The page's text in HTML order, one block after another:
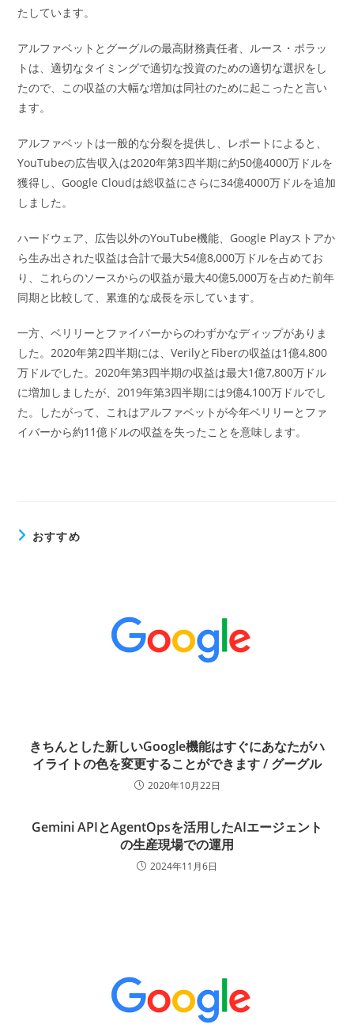
たしています。
アルファベットとグーグルの最高財務責任者、ルース・ポラッ
トは、適切なタイミングで適切な投資のための適切な選択をし
たので、この収益の大幅な増加は同社のために起こったと言い
ます。
アルファベットは一般的な分裂を提供し、レポートによると、
YouTubeの広告収入は2020年第3四半期に約50億4000万ドルを
獲得し、Google Cloudは総収益にさらに34億4000万ドルを追加
しました。
ハードウェア、広告以外のYouTube機能、Google Playストアか
ら生み出された収益は合計で最大54億8,000万ドルを占めてお
り、これらのソースからの収益が最大40億5,000万を占めた前年
同期と比較して、累進的な成長を示しています。
一方、ベリリーとファイバーからのわずかなディップがありま
した。2020年第2四半期には、VerilyとFiberの収益は1億4,800
万ドルでした。2020年第3四半期の収益は最大1億7,800万ドル
に増加しましたが、2019年第3四半期には9億4,100万ドルでし
た。したがって、これはアルファベットが今年ベリリーとファ
イバーから約11億ドルの収益を失ったことを意味します。
おすすめ
きちんとした新しいGoogle機能はすぐにあなたがハ
イライトの色を変更することができます / グーグル
2020年10月22日
Gemini APIとAgentOpsを活用したAIエージェント
の生産現場での運用
2024年11月6日